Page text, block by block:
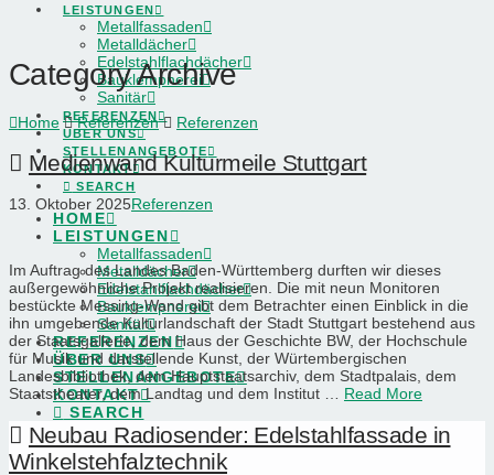
LEISTUNGEN
Metallfassaden
Metalldächer
Edelstahlflachdächer
Bauklempnerei
Sanitär
REFERENZEN
ÜBER UNS
STELLENANGEBOTE
KONTAKT
SEARCH
HOME
LEISTUNGEN
Metallfassaden
Metalldächer
Edelstahlflachdächer
Bauklempnerei
Sanitär
REFERENZEN
ÜBER UNS
STELLENANGEBOTE
KONTAKT
SEARCH
Category Archive
Home Referenzen Referenzen
Medienwand Kulturmeile Stuttgart
13. Oktober 2025Referenzen
Im Auftrag des Landes Baden-Württemberg durften wir dieses
außergewöhnliche Projekt realisieren. Die mit neun Monitoren
bestückte Messing-Wand gibt dem Betrachter einen Einblick in die
ihn umgebende Kulturlandschaft der Stadt Stuttgart bestehend aus
der Staatsgallerie, dem Haus der Geschichte BW, der Hochschule
für Musik und darstellende Kunst, der Würtembergischen
Landesbibliothek, dem Hauptstaatsarchiv, dem Stadtpalais, dem
Staatstheater, dem Landtag und dem Institut … Read More
Neubau Radiosender: Edelstahlfassade in
Winkelstehfalztechnik